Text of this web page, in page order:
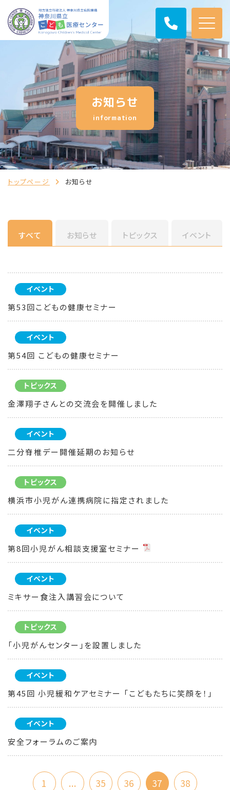
お知らせ
information
トップページ お知らせ
すべて お知らせ トピックス イベント
イベント
第53回こどもの健康セミナー
イベント
第54回 こどもの健康セミナー
トピックス
金澤翔子さんとの交流会を開催しました
イベント
二分脊椎デー開催延期のお知らせ
トピックス
横浜市小児がん連携病院に指定されました
イベント
第8回小児がん相談支援室セミナー
イベント
ミキサー食注入講習会について
トピックス
「小児がんセンター」を設置しました
イベント
第45回 小児緩和ケアセミナー 「こどもたちに笑顔を！」
イベント
安全フォーラムのご案内
1 ... 35 36 37 38